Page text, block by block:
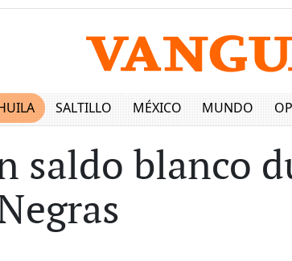
SALTILLO MÉXICO MUNDO
saldo blanco